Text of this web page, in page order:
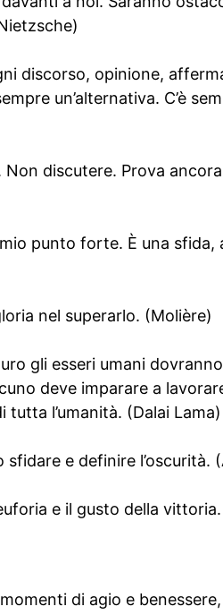
discorso, opinione,
un’alternativa. C’è
discutere. Prova
punto forte. È una sfida,
nel superarlo. (Molière)
gli esseri umani
deve imparare a
l’umanità. (Dalai Lama)
e definire l’oscurità.
e il gusto della
di agio e